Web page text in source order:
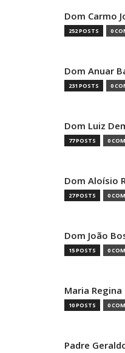
Dom Carmo
252 POSTS 0
Dom Anuar
231 POSTS 0
Dom Luiz
77 POSTS 0
Dom Aloísio
27 POSTS 0
Dom João
15 POSTS 0
Maria
10 POSTS 0
Padre